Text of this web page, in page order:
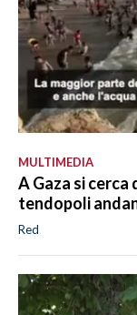
MULTIMEDIA
A Gaza si
tendopoli
Red